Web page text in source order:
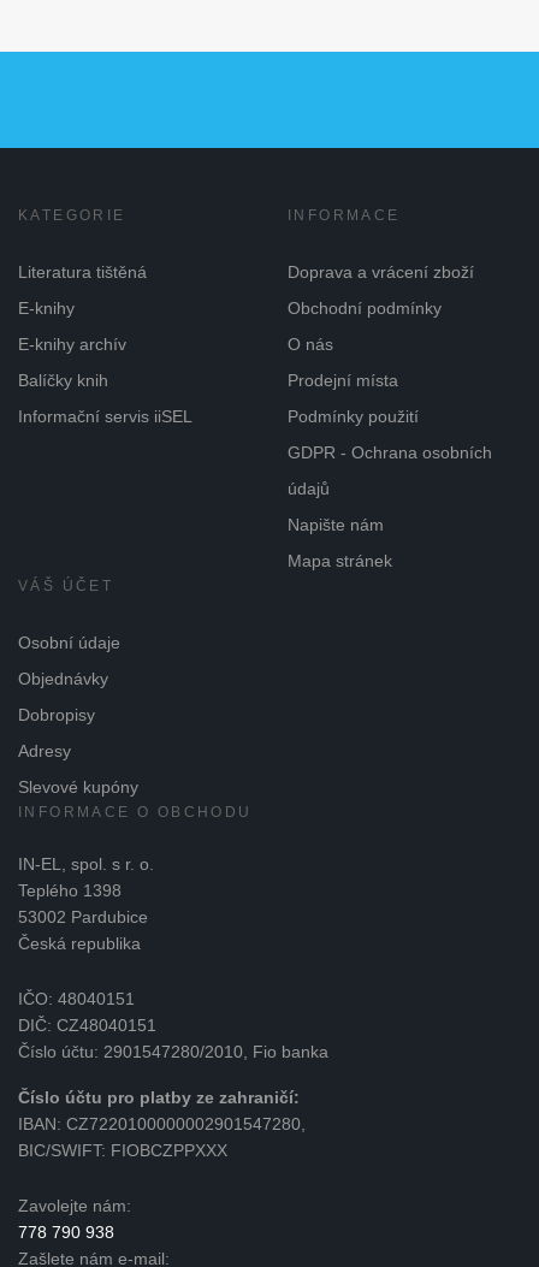
KATEGORIE
Literatura tištěná
E-knihy
E-knihy archív
Balíčky knih
Informační servis iiSEL
INFORMACE
Doprava a vrácení zboží
Obchodní podmínky
O nás
Prodejní místa
Podmínky použití
GDPR - Ochrana osobních
údajů
Napište nám
Mapa stránek
VÁŠ ÚČET
Osobní údaje
Objednávky
Dobropisy
Adresy
Slevové kupóny
INFORMACE O OBCHODU
IN-EL, spol. s r. o.
Teplého 1398
53002 Pardubice
Česká republika
IČO: 48040151
DIČ: CZ48040151
Číslo účtu: 2901547280/2010, Fio banka
Číslo účtu pro platby ze zahraničí:
IBAN: CZ7220100000002901547280,
BIC/SWIFT: FIOBCZPPXXX
Zavolejte nám:
778 790 938
Zašlete nám e-mail: